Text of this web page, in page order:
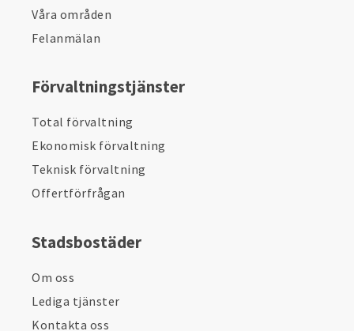
Våra områden
Felanmälan
Förvaltningstjänster
Total förvaltning
Ekonomisk förvaltning
Teknisk förvaltning
Offertförfrågan
Stadsbostäder
Om oss
Lediga tjänster
Kontakta oss